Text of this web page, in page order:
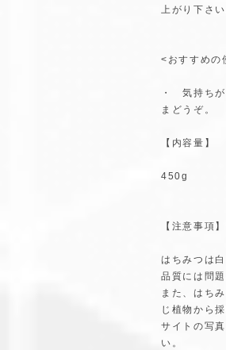
上がり下さい
<おすすめの
・ 気持ち
まどうぞ。
【内容量】
450g
【注意事項】
はちみつは
品質には問
また、はち
じ植物から
サイトの写
い。